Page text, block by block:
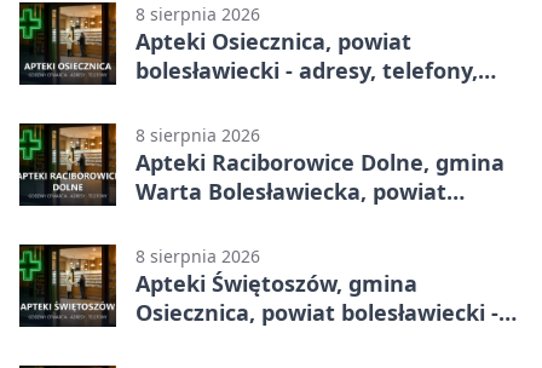
8 sierpnia 2026
Apteki Osiecznica, powiat
bolesławiecki - adresy, telefony,
8 sierpnia 2026
Apteki Raciborowice Dolne, gmina
Warta Bolesławiecka, powiat
godziny otwarcia
8 sierpnia 2026
Apteki Świętoszów, gmina
Osiecznica, powiat bolesławiecki -